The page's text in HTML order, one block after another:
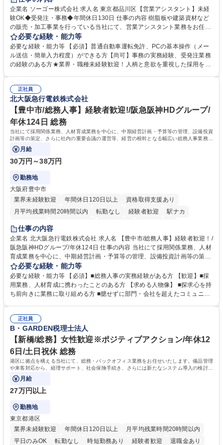
企業名 ソーゴー株式会社 求人名 東京都品川区【営業アシスタント】未経
験OK◆受発注・事務◆年間休日130日 仕事の内容 樹脂板や建築資材など
の販売・加工事業を行っている当社にて、営業アシスタント業務をお任せ
いたします。注文対応やWebデータの出力、各所への発注・加工依頼のほ
か、電話・メール対応等の事務業務を担当します。 ■受注・発注業務：FA
Xによる注文対応、Web発注データのプリントアウト、各仕入先・協力会
社への発注および加工依頼等 ■納品書・請求書の作成および発送手配 ■商
当社の指定する業務 募集職種 東京都品川区【営業アシスタント】未経験O
K◆受発注・事務◆年間休日130日
必要な経験・能力等
必要な経験・能力等 【必須】普通自動車運転免許、PCの基本操作（メー
ル送信・簡単入力程度）ができる方【尚可】事務の実務経験、受発注業務
の経験のある方★業界・職種未経験歓迎！人柄と意欲を重視した採用を行
変化に臨機応変かつ柔軟に対応できる方、約束を守り正確に作業を進めら
れる方を求めています。高度なPCスキルや関数知識は一切不要です。丁
寧な指導体制が整っているため、安心してお仕事をスタートしていただけ
ます。 学歴・資格 学歴：大学院 大学 高専 短大 専修学校 高校 語学力：
資格：
正社員
北大阪急行電鉄株式会社
【豊中市/総務人事】経験者歓迎!/阪急阪神HDグループ/
年休124日 総務
当社にて採用関係業務、人材育成業務を中心に、中期経営計画・予算等の管理、設備投資
計画等の策定、さらに社内の重要会議の運営等、経営の根幹となる幅広い総務人事業務全
般を担当していただきます。
月給
30万円～38万円
勤務地
大阪府豊中市
業界未経験歓迎
年間休日120日以上
資格取得支援あり
月平均残業時間20時間以内
転勤なし 経験者歓迎
駅ナカ
退職金あり
土日祝休み
服装自由 昼食補助あり 食事補助あり
仕事の内容
企業名 北大阪急行電鉄株式会社 求人名 【豊中市/総務人事】経験者歓迎！/
阪急阪神HDグループ/年休124日 仕事の内容 当社にて採用関係業務、人材
育成業務を中心に、中期経営計画・予算等の管理、設備投資計画等の策
定、さらに社内の重要会議の運営等、経営の根幹となる幅広い総務人事業
務全般を担当していただきます。 【主な業務内容】 ■採用関係業務および
人材育成(社員研修)業務の推進 ■中期経営計画および予算等の管理 ■設備
投資計画等の策定 ■社内の重要会議の運営 ■その他総務人事業務全般 【入
務人事】経験者歓迎！/阪急阪神HDグループ/年休124日
必要な経験・能力等
必要な経験・能力等 【必須】■総務人事の実務経験がある方 【歓迎】■採
用業務、人材育成に携わったことのある方 【求める人物像】 ■探求心を持
ち前向きに業務に取り組める方 ■臆せずに部門・会社を超えたコミュニケ
囲のメンバーと協調しつつ主体性を持って能動的に業務を推進できる方 学
歴・資格 学歴：大学院 大学 高専 短大 専修学校 高校 語学力： 資格：
正社員
B・GARDEN税理士法人
【新橋/総務】女性歓迎※ポジティブアクション/年休12
6日/土日祝休 総務
港区に拠点を構える当社にて、総務・バックオフィス業務をお任せいたします。備品管理
や来客対応から、経理サポート、社会保険手続き、さらには新たなシステム導入の検討ま
で、幅広く組織を支える役割です。
月給
27万円以上
勤務地
東京都港区
業界未経験歓迎
年間休日120日以上
月平均残業時間20時間以内
平日のみOK
転勤なし 時短勤務あり 経験者歓迎
退職金あり